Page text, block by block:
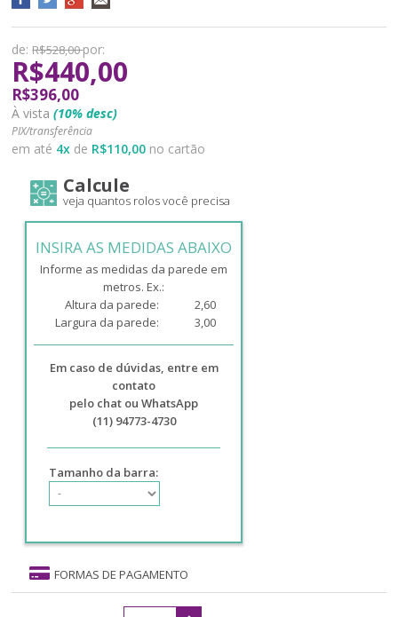
de: R$528,00por:
R$440,00
R$396,00
À vista (10% desc)
PIX/transferência
em até 4x de R$110,00 no cartão
Calcule
veja quantos rolos você precisa
INSIRA AS MEDIDAS ABAIXO
Informe as medidas da parede em
metros. Ex.:
Altura da parede:
2,60
Largura da parede:
3,00
Em caso de dúvidas, entre em
contato
pelo chat ou WhatsApp
(11) 94773-4730
Tamanho da barra:
FORMAS DE PAGAMENTO